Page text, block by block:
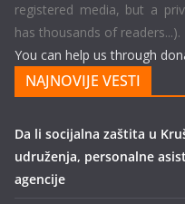
registered media, but a
has thousands of readers...).
You can help us through
NAJNOVIJE VESTI
Da li socijalna zaštita u
udruženja, personalne
agencije